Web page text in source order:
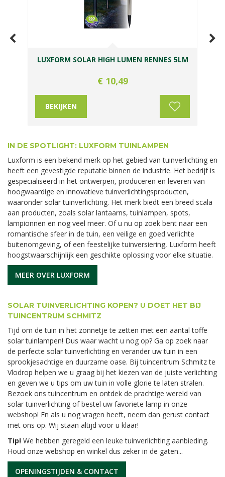
LUXFORM SOLAR HIGH LUMEN RENNES 5LM
€ 10,49
BEKIJKEN
IN DE SPOTLIGHT: LUXFORM TUINLAMPEN
Luxform is een bekend merk op het gebied van tuinverlichting en
heeft een gevestigde reputatie binnen de industrie. Het bedrijf is
gespecialiseerd in het ontwerpen, produceren en leveren van
hoogwaardige en innovatieve tuinverlichtingsproducten,
waaronder solar tuinverlichting. Het merk biedt een breed scala
aan producten, zoals solar lantaarns, tuinlampen, spots,
lampionnen en nog veel meer. Of u nu op zoek bent naar een
romantische sfeer in de tuin, een veilige en goed verlichte
buitenomgeving, of een feestelijke tuinversiering, Luxform heeft
hoogstwaarschijnlijk een geschikte oplossing voor elke situatie.
MEER OVER LUXFORM
SOLAR TUINVERLICHTING KOPEN? U DOET HET BIJ
TUINCENTRUM SCHMITZ
Tijd om de tuin in het zonnetje te zetten met een aantal toffe
solar tuinlampen! Dus waar wacht u nog op? Ga op zoek naar
de perfecte solar tuinverlichting en verander uw tuin in een
sprookjesachtige en duurzame oase. Bij tuincentrum Schmitz te
Vlodrop helpen we u graag bij het kiezen van de juiste verlichting
en geven we u tips om uw tuin in volle glorie te laten stralen.
Bezoek ons tuincentrum en ontdek de prachtige wereld van
solar tuinverlichting of bestel uw favoriete lamp in onze
webshop! En als u nog vragen heeft, neem dan gerust contact
met ons op. Wij staan altijd voor u klaar!
Tip! We hebben geregeld een leuke tuinverlichting aanbieding.
Houd onze webshop en winkel dus zeker in de gaten...
OPENINGSTIJDEN & CONTACT